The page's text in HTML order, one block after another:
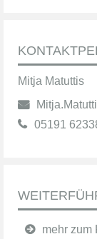
Mitja Matuttis
05191
mehr zum